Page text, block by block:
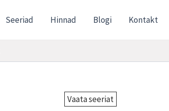
Seeriad Hinnad Blogi Kontakt
Vaata seeriat